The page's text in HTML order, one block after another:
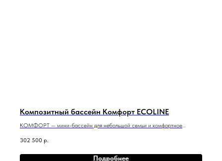
Композитный бассейн Комфорт ECOLINE
КОМФОРТ — мини-бассейн для небольшой семьи и комфортное
3 м x 2 м x 1,5 м
302 500 р.
Подробнее